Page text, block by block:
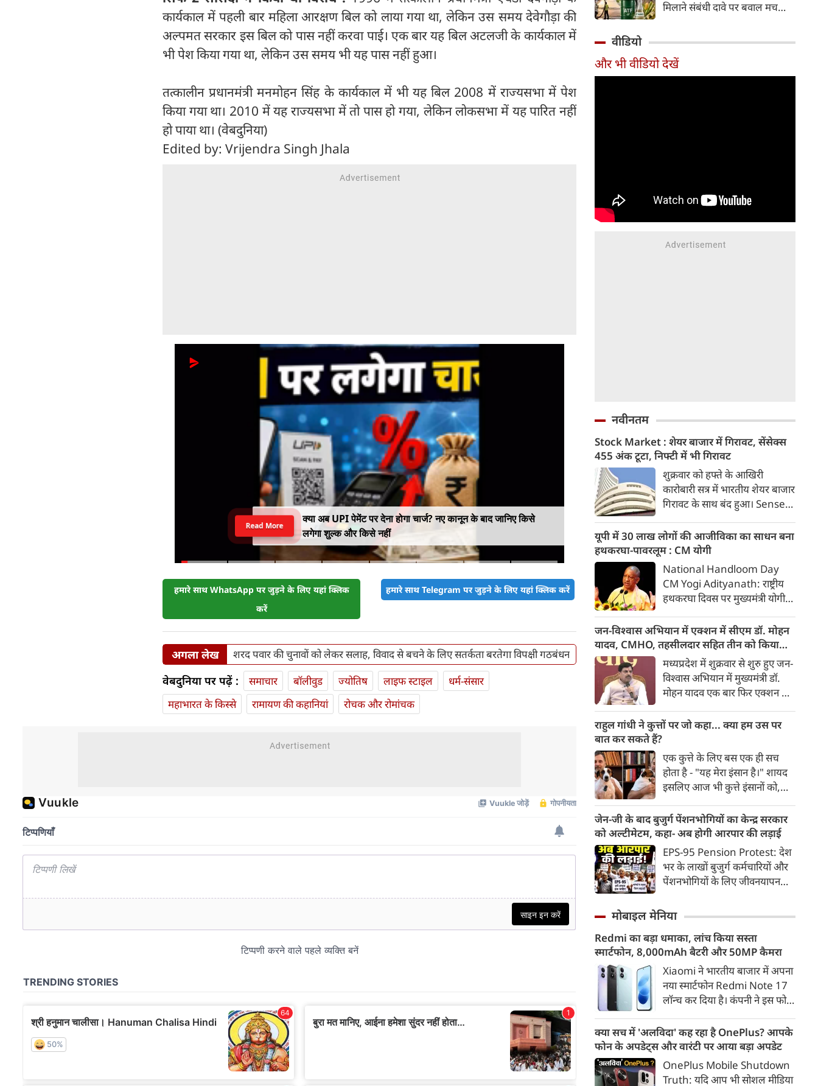
कार्यकाल में पहली बार महिला आरक्षण बिल को लाया गया था, लेकिन उस समय देवेगौड़ा की
अल्पमत सरकार इस बिल को पास नहीं करवा पाई। एक बार यह बिल अटलजी के कार्यकाल में
भी पेश किया गया था, लेकिन उस समय भी यह पास नहीं हुआ।
तत्कालीन प्रधानमंत्री मनमोहन सिंह के कार्यकाल में भी यह बिल 2008 में राज्यसभा में पेश
किया गया था। 2010 में यह राज्यसभा में तो पास हो गया, लेकिन लोकसभा में यह पारित नहीं
हो पाया था। (वेबदुनिया)
Edited by: Vrijendra Singh Jhala
क्या अब UPI पेमेंट पर देना होगा चार्ज? नए कानून के बाद जानिए किसे
लगेगा शुल्क और किसे नहीं
Read More
हमारे साथ WhatsApp पर जुड़ने के लिए यहां क्लिक
करें
हमारे साथ Telegram पर जुड़ने के लिए यहां क्लिक करें
अगला लेख शरद पवार की चुनावों को लेकर सलाह, विवाद से बचने के लिए सतर्कता बरतेगा विपक्षी गठबंधन
वेबदुनिया पर पढ़ें : समाचार बॉलीवुड ज्योतिष लाइफ स्‍टाइल
धर्म-संसार
महाभारत के किस्से
रामायण की कहानियां रोचक और रोमांचक
Corning Gorilla Glass 7i
चेसिस जैसे फीचर्स मिलते हैं।
मिलाने संबंधी दावे पर बवाल मच
इथेनॉल मिलाने की कोई योजना नहीं
है।
वीडियो
और भी वीडियो देखें
नवीनतम
Stock Market : शेयर बाजार में गिरावट, सेंसेक्स
455 अंक टूटा, निफ्टी में भी गिरावट
शुक्रवार को हफ्ते के आखिरी
कारोबारी सत्र में भारतीय शेयर बाजार
गिरावट के साथ बंद हुआ। Sensex
गिरकर 78,499.17 के स्तर पर बंद
हुआ। वहीं, Nifty 50 में 65.35
अंक यानी 0.27 फीसदी की गिरावट
रही और यह 24,570.65 के स्तर
पर बंद हुआ। शुक्रवार को सेंसेक्स
438.68 अंक यानी 0.56 फीसदी
गिरकर 78,516.08 के स्तर पर
खुला था। वहीं निफ्टी 97.10 अंक
यानी 0.39 फीसदी की गिरावट के
साथ 24,538.90 के स्तर पर खुला।
यूपी में 30 लाख लोगों की आजीविका का साधन बना
हथकरघा-पावरलूम : CM योगी
National Handloom Day
CM Yogi Adityanath: राष्ट्रीय
हथकरघा दिवस पर मुख्यमंत्री योगी
उत्थान के लिए सरकार की प्रतिबद्धता
दोहराई। उन्होंने कहा कि यूपी में
हथकरघा और पावरलूम से करीब 30
लाख लोगों की आजीविका जुड़ी है।
जन-विश्वास अभियान में एक्शन में सीएम डॉ. मोहन
यादव, CMHO, तहसीलदार सहित तीन को किया
सस्पेंड
मध्यप्रदेश में शुक्रवार से शुरु हुए जन-
विश्वास अभियान में मुख्यमंत्री डॉ.
मोहन यादव एक बार फिर एक्शन मोड
एक तरफ यहां 'मुख्यमंत्री जन-
तो दूसरी तरफ प्रशासनिक कड़ाई का
स्पष्ट संदेश दिया। उन्होंने शिकायतों
पर सुनवाई करते-करते छिंदवाड़ा के
सीएमएचओ डॉ. नरेश गु्न्नाड़े,
तहसीलदार और पटवारी को तत्काल
निलंबित कर दिया। इससे पहले सीएम
डॉ. मोहन ने छिंदवाड़ा कलेक्टर
कार्यालय स्थित लोक सेवा केंद्र का
निरीक्षण कर व्यवस्थाओं का जायजा
लिया। उन्होंने कलेक्ट्रेट कार्यालय में
नागरिकों से संवाद कर क्षेत्र के
प्रगति के विषयों पर विस्तृत चर्चा की।
उन्होंने जनता की समस्याओं का तुरंत
निराकरण भी किया।
राहुल गांधी ने कुत्तों पर जो कहा... क्या हम उस पर
बात कर सकते हैं?
एक कुत्ते के लिए बस एक ही सच
होता है - "यह मेरा इंसान है।" शायद
इसलिए आज भी कुत्ते इंसानों को,
भू-राजनीति से लेकर कृत्रिम
बुद्धिमत्ता, जलवायु परिवर्तन से लेकर
क्रिकेट तक हर विषय पर बहस कर
सकते हैं, तो उस जीव पर भी एक
गंभीर चर्चा बनती है जिसने किसी भी
सभ्यता से पहले इंसान का साथ चुना
बारे में हमारी राय पशु-चिकित्सकों,
व्यवहार वैज्ञानिकों या विशेषज्ञों से
कम... और व्हाट्सऐप यूनिवर्सिटी से
ज़्यादा बनती है।
जेन-जी के बाद बुजुर्ग पेंशनभोगियों का केन्द्र सरकार
को अल्टीमेटम, कहा- अब होगी आरपार की लड़ाई
EPS-95 Pension Protest: देश
भर के लाखों बुजुर्ग कर्मचारियों और
पेंशनभोगियों के लिए जीवनयापन
है। एम्प्लॉइज पेंशन स्कीम (EPS-95)
से नाराज देश के सेवानिवृत्त कर्मचारी
अब आर-पार की लड़ाई के मूड में हैं।
मोबाइल मेनिया
Redmi का बड़ा धमाका, लांच किया सस्ता
स्मार्टफोन, 8,000mAh बैटरी और 50MP कैमरा
Xiaomi ने भारतीय बाजार में अपना
नया स्मार्टफोन Redmi Note 17
लॉन्च कर दिया है। कंपनी ने इस फोन
डिस्प्ले, 8,000mAh की बड़ी बैटरी
और Qualcomm Snapdragon
चिपसेट के साथ पेश किया है। फोन में
50MP का मेन कैमरा दिया गया है।
क्या सच में 'अलविदा' कह रहा है OnePlus? आपके
फोन के अपडेट्स और वारंटी पर आया बड़ा अपडेट
OnePlus Mobile Shutdown
Truth: यदि आप भी सोशल मीडिया